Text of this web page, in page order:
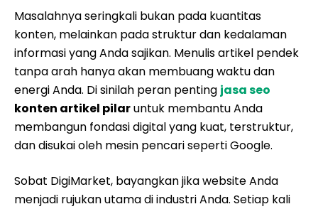
Masalahnya seringkali bukan pada kuantitas
konten, melainkan pada struktur dan kedalaman
informasi yang Anda sajikan. Menulis artikel pendek
tanpa arah hanya akan membuang waktu dan
energi Anda. Di sinilah peran penting jasa seo
konten artikel pilaruntuk membantu Anda
membangun fondasi digital yang kuat, terstruktur,
dan disukai oleh mesin pencari seperti Google.
Sobat DigiMarket, bayangkan jika website Anda
menjadi rujukan utama di industri Anda. Setiap kali